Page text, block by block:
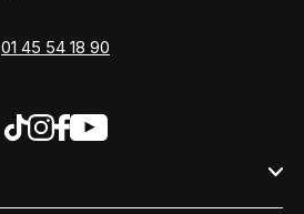
01 45 54 18 90
TiktokInstagram
Facebook
Youtube